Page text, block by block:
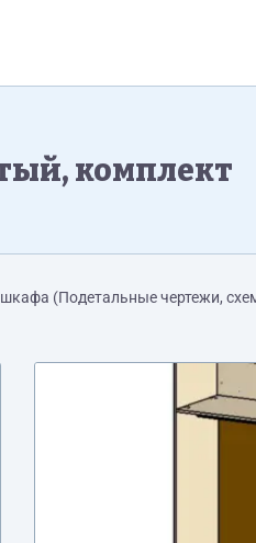
комплект
шкафа (Подетальные чертежи,